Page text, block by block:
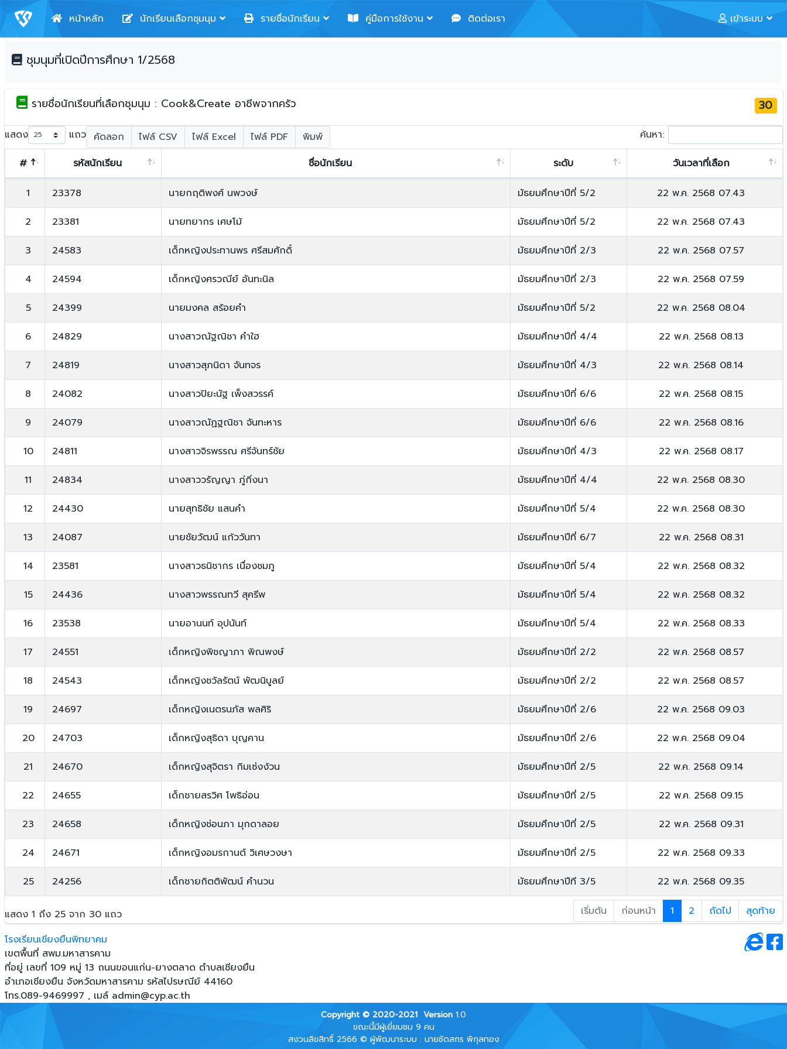
หน้าหลัก นักเรียนเลือกชุมนุม รายชื่อนักเรียน คู่มือการใช้งาน ติดต่อเรา เข้าระบบ
ชุมนุมที่เปิดปีการศึกษา 1/2568
รายชื่อนักเรียนที่เลือกชุมนุม : Cook&Create อาชีพจากครัว 30
แสดง แถว คัดลอก ไฟล์ CSV ไฟล์ Excel ไฟล์ PDF พิมพ์ ค้นหา:
# รหัสนักเรียน ชื่อนักเรียน ระดับ วันเวลาที่เลือก
1 23378 นายกฤติพงศ์ นพวงษ์ มัธยมศึกษาปีที่ 5/2 22 พ.ค. 2568 07.43
2 23381 นายทยากร เศษโม้ มัธยมศึกษาปีที่ 5/2 22 พ.ค. 2568 07.43
3 24583 เด็กหญิงประทานพร ศรีสมศักดิ์ มัธยมศึกษาปีที่ 2/3 22 พ.ค. 2568 07.57
4 24594 เด็กหญิงศรวณีย์ อันทะนิล มัธยมศึกษาปีที่ 2/3 22 พ.ค. 2568 07.59
5 24399 นายมงคล สร้อยคำ มัธยมศึกษาปีที่ 5/2 22 พ.ค. 2568 08.04
6 24829 นางสาวณัฐณิชา คำใฮ มัธยมศึกษาปีที่ 4/4 22 พ.ค. 2568 08.13
7 24819 นางสาวสุภนิดา จันทจร มัธยมศึกษาปีที่ 4/3 22 พ.ค. 2568 08.14
8 24082 นางสาวปิยะนัฐ เพ็งสวรรค์ มัธยมศึกษาปีที่ 6/6 22 พ.ค. 2568 08.15
9 24079 นางสาวณัฏฐณิชา จันทะหาร มัธยมศึกษาปีที่ 6/6 22 พ.ค. 2568 08.16
10 24811 นางสาวจิรพรรณ ศรีจันทร์ชัย มัธยมศึกษาปีที่ 4/3 22 พ.ค. 2568 08.17
11 24834 นางสาววรัญญา ภู่กิ่งนา มัธยมศึกษาปีที่ 4/4 22 พ.ค. 2568 08.30
12 24430 นายสุทธิชัย แสนคำ มัธยมศึกษาปีที่ 5/4 22 พ.ค. 2568 08.30
13 24087 นายชัยวัฒน์ แก้ววันทา มัธยมศึกษาปีที่ 6/7 22 พ.ค. 2568 08.31
14 23581 นางสาวธนิชากร เนื่องชมภู มัธยมศึกษาปีที่ 5/4 22 พ.ค. 2568 08.32
15 24436 นางสาวพรรณทวี สุครีพ มัธยมศึกษาปีที่ 5/4 22 พ.ค. 2568 08.32
16 23538 นายอานนท์ อุปนันท์ มัธยมศึกษาปีที่ 5/4 22 พ.ค. 2568 08.33
17 24551 เด็กหญิงพิชญาภา พิณพงษ์ มัธยมศึกษาปีที่ 2/2 22 พ.ค. 2568 08.57
18 24543 เด็กหญิงชวัลรัตน์ พัฒนิบูลย์ มัธยมศึกษาปีที่ 2/2 22 พ.ค. 2568 08.57
19 24697 เด็กหญิงเนตรนภัส พลศิริ มัธยมศึกษาปีที่ 2/6 22 พ.ค. 2568 09.03
20 24703 เด็กหญิงสุธิดา บุญคาน มัธยมศึกษาปีที่ 2/6 22 พ.ค. 2568 09.04
21 24670 เด็กหญิงสุจิตรา กิมเซ่งง้วน มัธยมศึกษาปีที่ 2/5 22 พ.ค. 2568 09.14
22 24655 เด็กชายสรวิศ โพธิอ่อน มัธยมศึกษาปีที่ 2/5 22 พ.ค. 2568 09.15
23 24658 เด็กหญิงช่อนภา มุกดาลอย มัธยมศึกษาปีที่ 2/5 22 พ.ค. 2568 09.31
24 24671 เด็กหญิงอมรกานต์ วิเศษวงษา มัธยมศึกษาปีที่ 2/5 22 พ.ค. 2568 09.33
25 24256 เด็กชายกิตติพัฒน์ คำนวน มัธยมศึกษาปีที 3/5 22 พ.ค. 2568 09.35
แสดง 1 ถึง 25 จาก 30 แถว เริ่มต้น ก่อนหน้า 1 2 ถัดไป สุดท้าย
โรงเรียนเชียงยืนพิทยาคม
เขตพื้นที่ สพม.มหาสารคาม
ที่อยู่ เลขที่ 109 หมู่ 13 ถนนขอนแก่น-ยางตลาด ตําบลเชียงยืน
อําเภอเชียงยืน จังหวัดมหาสารคาม รหัสไปรษณีย์ 44160
โทร.089-9469997 , เมล์ admin@cyp.ac.th
Copyright © 2020-2021 Version 1.0
ขณะนี้มีผู้เยี่ยมชม 9 คน
สงวนลิขสิทธิ์ 2566 © ผู้พัฒนาระบบ : นายชัดสกร พิกุลทอง